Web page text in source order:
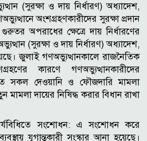
(সুরক্ষা ও দায় নির্ধারণ) অধ্যাদেশ,
অংশগ্রহণকারীদের সুরক্ষা প্রদান
অপরাধের ক্ষেত্রে দায় নির্ধারণের
(সুরক্ষা ও দায় নির্ধারণ) অধ্যাদেশ,
জুলাই গণঅভ্যুত্থানকালে রাজনৈতিক
কারণে গণঅভ্যুত্থানকারীদের
সকল দেওয়ানি ও ফৌজদারি মামলা
মামলা দায়ের নিষিদ্ধ করার বিধান রাখা
সংশোধন: এ সংশোধন করে
যুগান্তকারী সংস্কার আনা হয়েছে।